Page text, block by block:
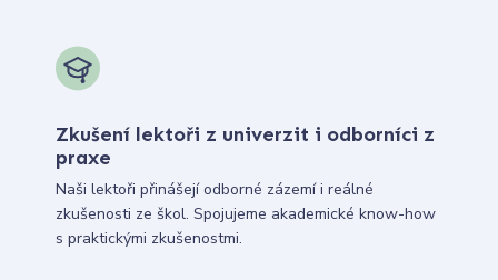
Zkušení lektoři z univerzit i odborníci z
praxe
Naši lektoři přinášejí odborné zázemí i reálné
zkušenosti ze škol. Spojujeme akademické know-how
s praktickými zkušenostmi.